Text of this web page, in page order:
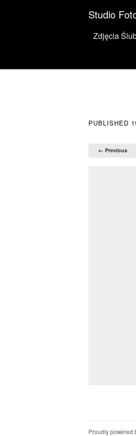
Studio
Skip to content
Zdjęcia
PUBLISHED
← Previous
Proudly powered